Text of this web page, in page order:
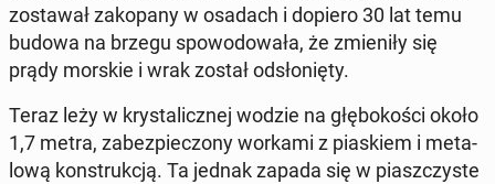
zo­sta­wał za­ko­pa­ny w osadach i dopiero 30 lat temu
budowa na brzegu spo­wo­do­wa­ła, że zmie­ni­ły się
prądy morskie i wrak został od­sło­nię­ty.
Teraz leży w kry­sta­licz­nej wodzie na głę­bo­ko­ści około
1,7 metra, za­bez­pie­czo­ny workami z pia­skiem i me­ta­
lo­wą kon­struk­cją. Ta jednak zapada się w piasz­czy­ste